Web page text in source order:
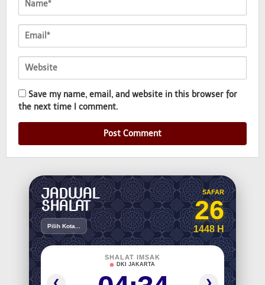
Save my name, email, and website in this browser for
the next time I comment.
JADWAL
SHALAT
Pilih Kota...
SAFAR
26
1448 H
❮
SHALAT IMSAK
DKI JAKARTA
❯